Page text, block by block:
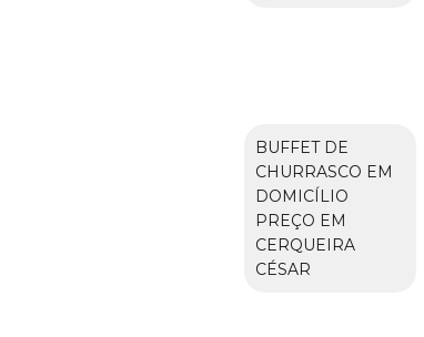
BUFFET DE
CHURRASCO EM
DOMICÍLIO
PREÇO EM
CERQUEIRA
CÉSAR